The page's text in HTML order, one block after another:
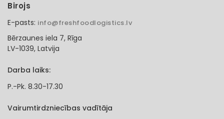
Birojs
E-pasts: info@freshfoodlogistics.lv
Bērzaunes iela 7, Rīga
LV-1039, Latvija
Darba laiks:
P.-Pk. 8.30-17.30
Vairumtirdzniecības vadītāja